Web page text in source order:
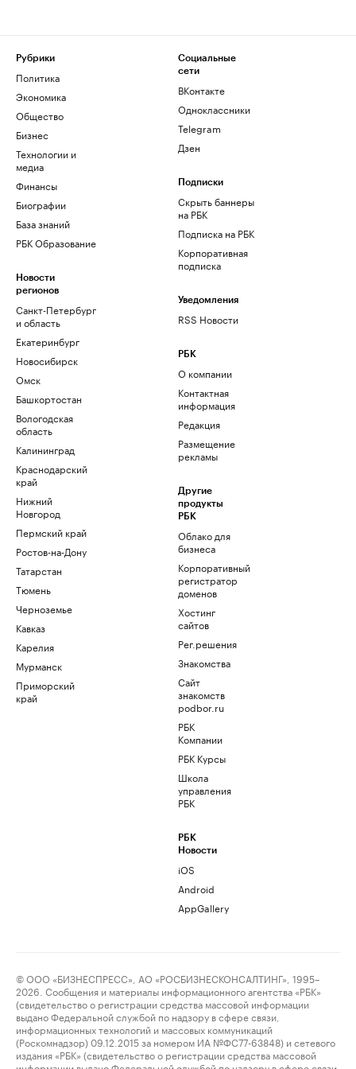
Рубрики
Политика
Экономика
Общество
Бизнес
Технологии и
медиа
Финансы
Биографии
База знаний
РБК Образование
Новости
регионов
Санкт-Петербург
и область
Екатеринбург
Новосибирск
Омск
Башкортостан
Вологодская
область
Калининград
Краснодарский
край
Нижний
Новгород
Пермский край
Ростов-на-Дону
Татарстан
Тюмень
Черноземье
Кавказ
Карелия
Мурманск
Приморский
край
Социальные
сети
ВКонтакте
Одноклассники
Telegram
Дзен
Подписки
Скрыть баннеры
на РБК
Подписка на РБК
Корпоративная
подписка
Уведомления
RSS Новости
РБК
О компании
Контактная
информация
Редакция
Размещение
рекламы
Другие
продукты
РБК
Облако для
бизнеса
Корпоративный
регистратор
доменов
Хостинг
сайтов
Рег.решения
Знакомства
Сайт
знакомств
podbor.ru
РБК
Компании
РБК Курсы
Школа
управления
РБК
РБК
Новости
iOS
Android
AppGallery
© ООО «БИЗНЕСПРЕСС», АО «РОСБИЗНЕСКОНСАЛТИНГ», 1995–
2026. Сообщения и материалы информационного агентства «РБК»
(свидетельство о регистрации средства массовой информации
выдано Федеральной службой по надзору в сфере связи,
информационных технологий и массовых коммуникаций
(Роскомнадзор) 09.12.2015 за номером ИА №ФС77-63848) и сетевого
издания «РБК» (свидетельство о регистрации средства массовой